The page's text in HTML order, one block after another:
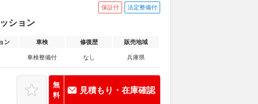
保証付 法定整備付
ション
ン 車検 修復歴 販売地域
車検整備付 なし 兵庫県
無
料
見積もり・在庫確認